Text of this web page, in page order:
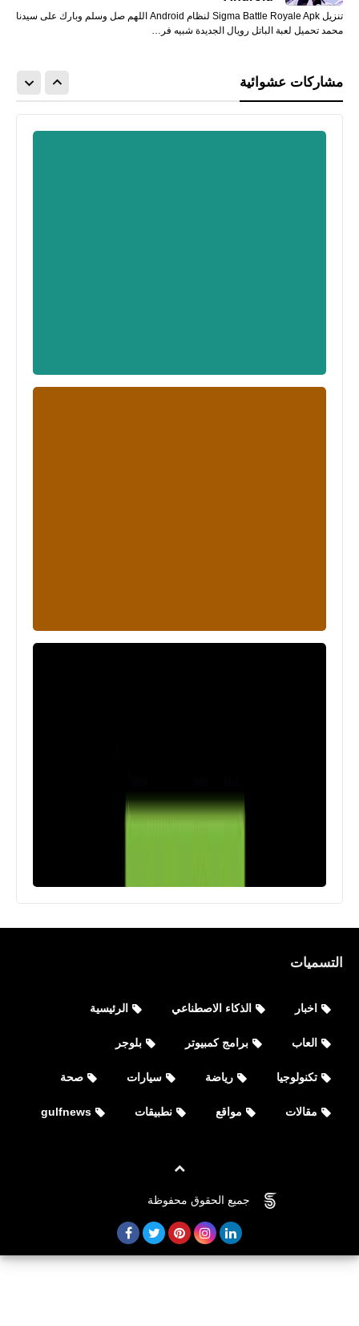
تنزيل Sigma Battle Royale Apk لنظام Android اللهم صل وسلم وبارك على سيدنا
محمد تحميل لعبة الباتل رويال الجديدة شبيه فر…
مشاركات عشوائية
فوائد البطاطس للشعر
التسميات
اخبار الذكاء الاصطناعي الرئيسية
العاب برامج كمبيوتر بلوجر
تكنولوجيا رياضة سيارات صحة
مقالات مواقع نطبيقات gulfnews
جميع الحقوق محفوظة